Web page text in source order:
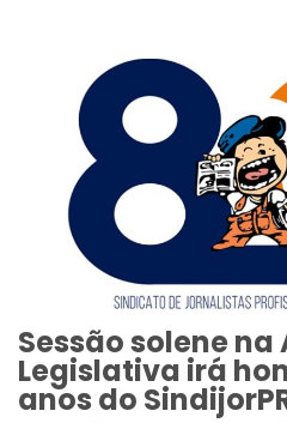
Sessão solene
Legislativa irá
anos do